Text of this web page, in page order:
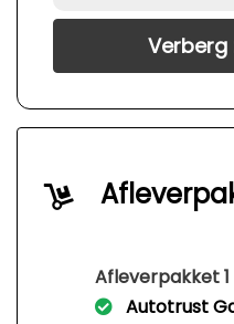
Verberg
Afleverpakket 1
Autotrust